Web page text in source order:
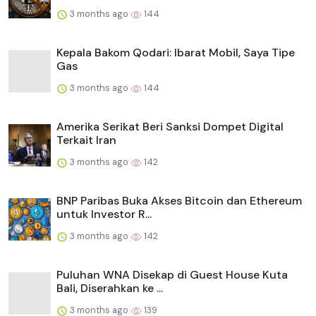
3 months ago 144
Kepala Bakom Qodari: Ibarat Mobil, Saya Tipe
Gas
3 months ago 144
Amerika Serikat Beri Sanksi Dompet Digital
Terkait Iran
3 months ago 142
BNP Paribas Buka Akses Bitcoin dan Ethereum
untuk Investor R...
3 months ago 142
Puluhan WNA Disekap di Guest House Kuta
Bali, Diserahkan ke ...
3 months ago 139